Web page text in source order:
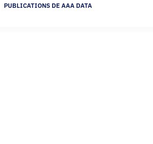
PUBLICATIONS DE AAA DATA